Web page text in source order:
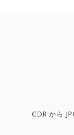
CDR から